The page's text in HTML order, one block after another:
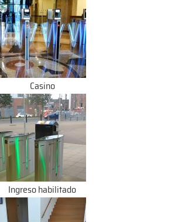
Casino
Ingreso habilitado